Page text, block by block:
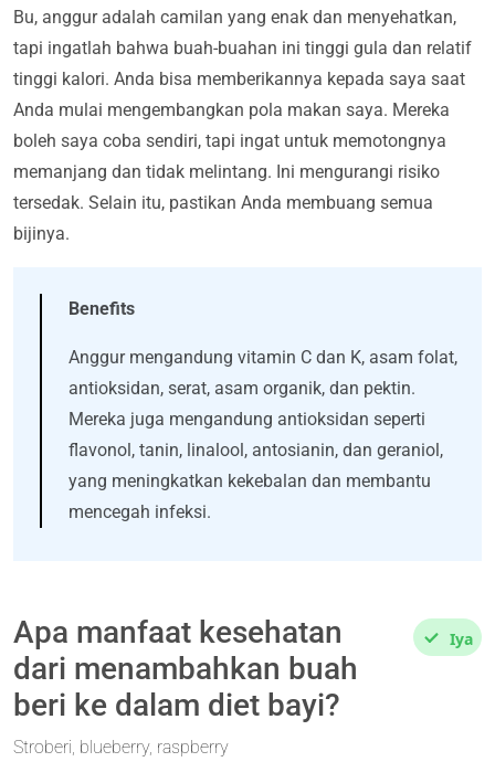
Bu, anggur adalah camilan yang enak dan menyehatkan,
tapi ingatlah bahwa buah-buahan ini tinggi gula dan relatif
tinggi kalori. Anda bisa memberikannya kepada saya saat
Anda mulai mengembangkan pola makan saya. Mereka
boleh saya coba sendiri, tapi ingat untuk memotongnya
memanjang dan tidak melintang. Ini mengurangi risiko
tersedak. Selain itu, pastikan Anda membuang semua
bijinya.
Benefits
Anggur mengandung vitamin C dan K, asam folat,
antioksidan, serat, asam organik, dan pektin.
Mereka juga mengandung antioksidan seperti
flavonol, tanin, linalool, antosianin, dan geraniol,
yang meningkatkan kekebalan dan membantu
mencegah infeksi.
Apa manfaat kesehatan
dari menambahkan buah
beri ke dalam diet bayi?
Iya
Stroberi, blueberry, raspberry